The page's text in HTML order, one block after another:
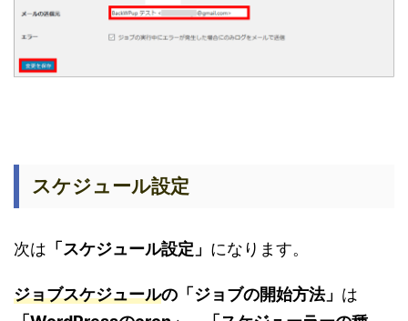
スケジュール設定
次は 「スケジュール設定」 になります。
ジョブスケジュールの「ジョブの開始方法」 は